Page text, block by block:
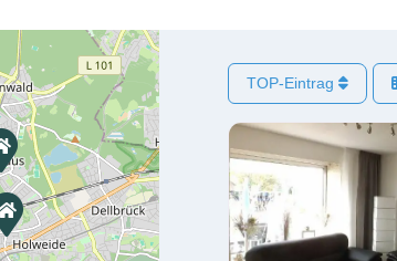
TOP-Eintrag